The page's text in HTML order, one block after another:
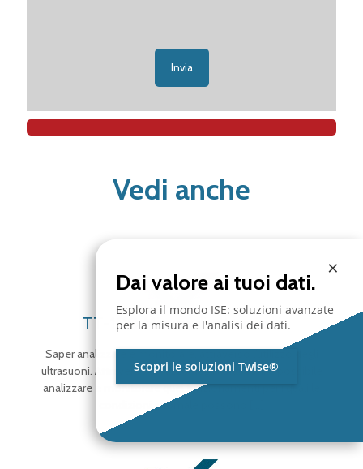
Vedi anche
TT-100 Misure di ultrasuoni
Saper analizzare e monitorare, attraverso l’utilizzo degli
ultrasuoni. Attraverso l’utilizzo degli ultrasuoni è possibile
analizzare e monitorare quei funzionamenti per i quali le
condizioni anomale possono
×
Dai valore ai tuoi dati.
Esplora il mondo ISE: soluzioni avanzate
per la misura e l'analisi dei dati.
Scopri le soluzioni Twise®